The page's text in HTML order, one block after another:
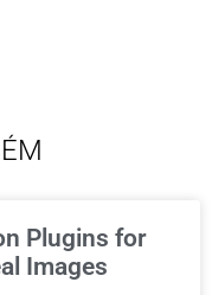
Plugins for
Images